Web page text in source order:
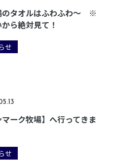
のタオルはふわふわ～ ※
ら絶対見て！
せ
マーク牧場】へ行ってきま
せ